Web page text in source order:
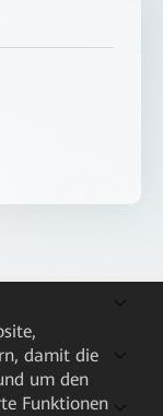
damit die
um den
Funktionen